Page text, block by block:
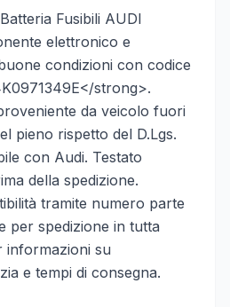
Fusibili AUDI
elettronico e
condizioni con codice
strong>.
da veicolo fuori
pieno rispetto del D.Lgs.
con Audi. Testato
della spedizione.
tramite numero parte
per spedizione in tutta
informazioni su
e tempi di consegna.